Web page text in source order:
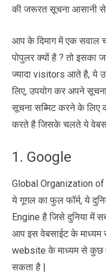
की जरूरत सूचना आसानी से
आप के दिमाग में एक सवाल
पोपुलर क्यों है ? तो इसका
ज्यादा visitors आते है, ये
लिए, उपयोग कर अपने
सूचना सब्मिट करने के लिए
करते है जिसके चलते ये
1. Google
Global Organization
ये गूगल का फुल फॉर्म, ये
Engine है जिसे दुनिया में
आप इस वेबसाईट के माध्यम
website के माध्यम से कुछ
सकता है |